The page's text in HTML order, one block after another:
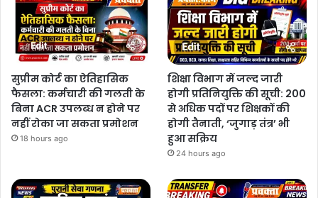
सुप्रीम कोर्ट का ऐतिहासिक
फैसला: कर्मचारी की गलती के
बिना ACR उपलब्ध न होने पर
नहीं रोका जा सकता प्रमोशन
18 hours ago
शिक्षा विभाग में जल्द जारी
होगी प्रतिनियुक्ति की सूची: 200
से अधिक पदों पर शिक्षकों की
होगी तैनाती, ‘जुगाड़ तंत्र’ भी
हुआ सक्रिय
24 hours ago